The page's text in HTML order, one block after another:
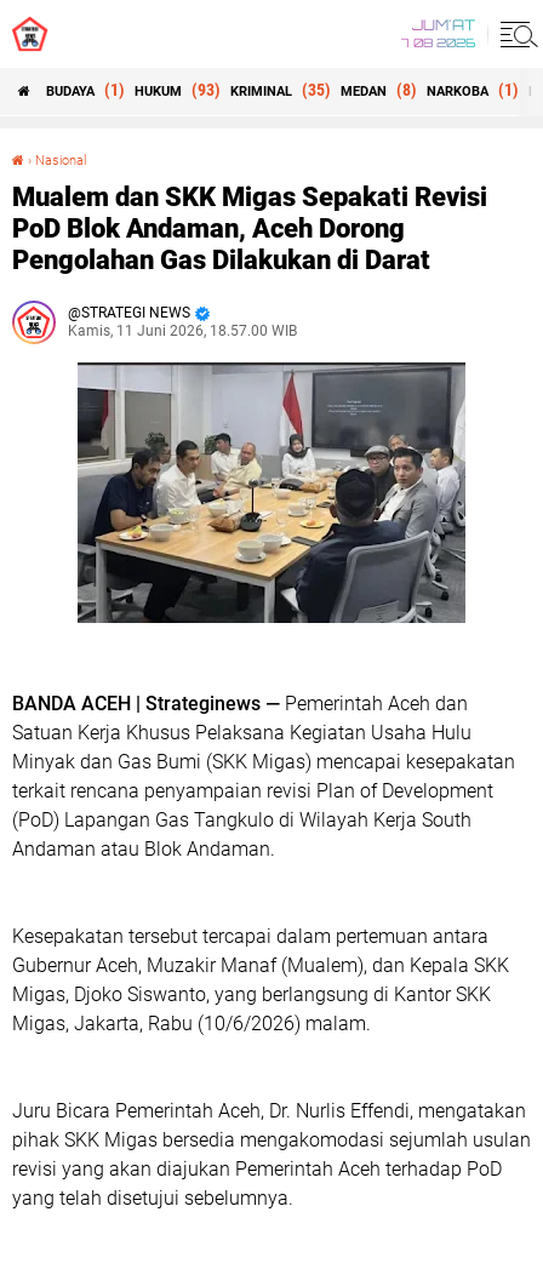
JUM'AT
7 08 2026
BUDAYA (1) HUKUM (93) KRIMINAL (35) MEDAN (8) NARKOBA (1)
› Nasional
Mualem dan SKK Migas Sepakati Revisi
PoD Blok Andaman, Aceh Dorong
Pengolahan Gas Dilakukan di Darat
STRATEGI NEWS
Kamis, 11 Juni 2026, 18.57.00 WIB
BANDA ACEH | Strateginews — Pemerintah Aceh dan
Satuan Kerja Khusus Pelaksana Kegiatan Usaha Hulu
Minyak dan Gas Bumi (SKK Migas) mencapai kesepakatan
terkait rencana penyampaian revisi Plan of Development
(PoD) Lapangan Gas Tangkulo di Wilayah Kerja South
Andaman atau Blok Andaman.
Kesepakatan tersebut tercapai dalam pertemuan antara
Gubernur Aceh, Muzakir Manaf (Mualem), dan Kepala SKK
Migas, Djoko Siswanto, yang berlangsung di Kantor SKK
Migas, Jakarta, Rabu (10/6/2026) malam.
Juru Bicara Pemerintah Aceh, Dr. Nurlis Effendi, mengatakan
pihak SKK Migas bersedia mengakomodasi sejumlah usulan
revisi yang akan diajukan Pemerintah Aceh terhadap PoD
yang telah disetujui sebelumnya.